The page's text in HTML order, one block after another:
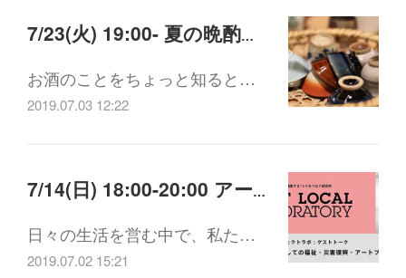
7/23(火) 19:00- 夏の晩酌のススメ～うららの日本酒講座inカド
お酒のことをちょっと知ると…
2019.07.03 12:22
7/14(日) 18:00-20:00 アートプロジェクトラボ：ゲストトーク「学びの場としての福祉・災害復興・アートプロジェクト」
日々の生活を営む中で、私た…
2019.07.02 15:21